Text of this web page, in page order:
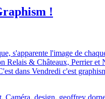
!
s'apparente l'image de
& Châteaux, Perrier et
dans Vendredi c'est